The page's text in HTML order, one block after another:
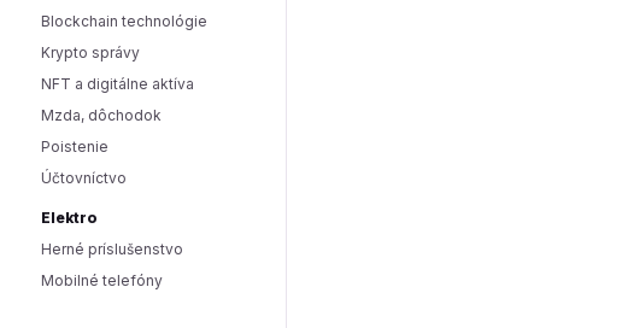
Blockchain technológie
Krypto správy
NFT a digitálne aktíva
Mzda, dôchodok
Poistenie
Účtovníctvo
Elektro
Herné príslušenstvo
Mobilné telefóny